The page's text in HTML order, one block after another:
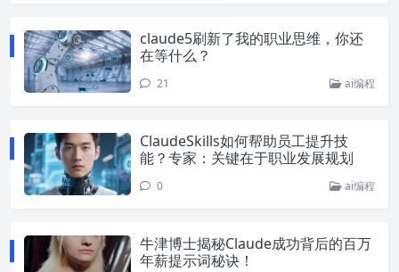
claude5刷新了我的职业思维，你还
在等什么？
21 ai编程
ClaudeSkills如何帮助员工提升技
能？专家：关键在于职业发展规划
0 ai编程
牛津博士揭秘Claude成功背后的百万
年薪提示词秘诀！